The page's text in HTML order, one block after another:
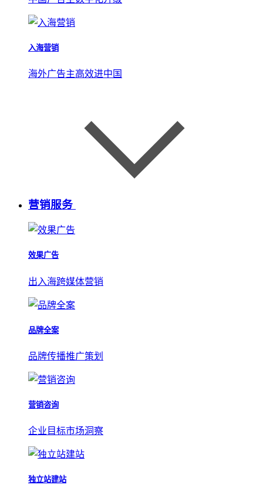
入海营销
海外广告主高效进中国
营销服务
效果广告
出入海跨媒体营销
品牌全案
品牌传播推广策划
营销咨询
企业目标市场洞察
独立站建站